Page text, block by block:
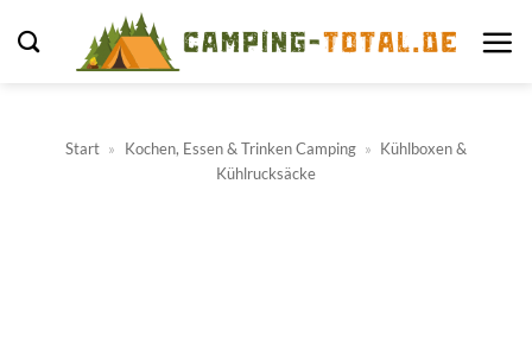
Inhalt
Start » Kochen, Essen & Trinken Camping » Kühlboxen &
Kühlrucksäcke